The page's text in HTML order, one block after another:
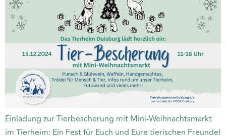
Einladung zur Tierbescherung mit Mini-Weihnachtsmarkt
im Tierheim: Ein Fest für Euch und Eure tierischen Freunde!